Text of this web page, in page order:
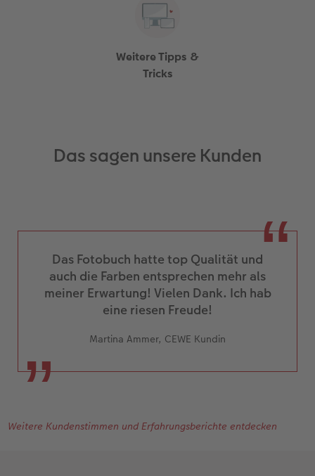
Weitere Tipps &
Tricks
Das sagen unsere Kunden
Das Fotobuch hatte top Qualität und
auch die Farben entsprechen mehr als
meiner Erwartung! Vielen Dank. Ich hab
eine riesen Freude!
Martina Ammer, CEWE Kundin
Weitere Kundenstimmen und Erfahrungsberichte entdecken